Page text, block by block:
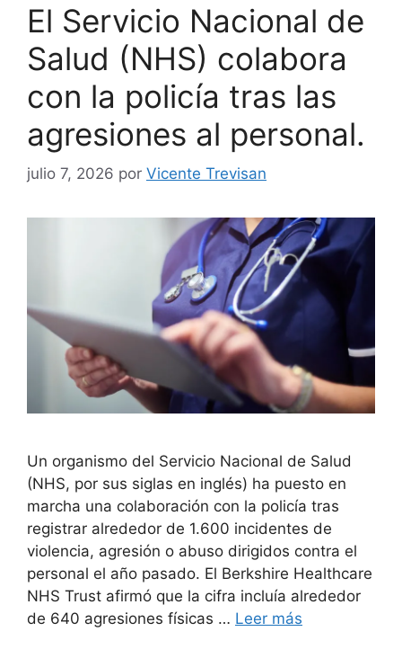
El Servicio Nacional de
Salud (NHS) colabora
con la policía tras las
agresiones al personal.
julio 7, 2026 por Vicente Trevisan
Un organismo del Servicio Nacional de Salud
(NHS, por sus siglas en inglés) ha puesto en
marcha una colaboración con la policía tras
registrar alrededor de 1.600 incidentes de
violencia, agresión o abuso dirigidos contra el
personal el año pasado. El Berkshire Healthcare
NHS Trust afirmó que la cifra incluía alrededor
de 640 agresiones físicas … Leer más